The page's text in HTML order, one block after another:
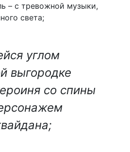
– с тревожной музыки,
света;
углом
выгородке
со спины